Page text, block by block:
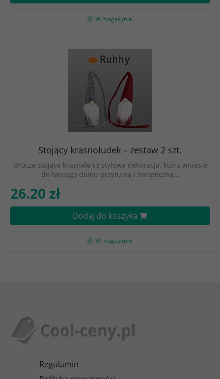
W magazynie
Stojący krasnoludek – zestaw 2 szt.
Urocze stojące krasnale to stylowa dekoracja, która wniesie
do twojego domu przytulną i świąteczną…
26.20 zł
Dodaj do koszyka
W magazynie
Regulamin